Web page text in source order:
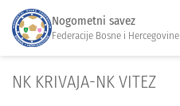
Nogometni savez
Federacije Bosne i Hercegovine
NK KRIVAJA-NK VITEZ